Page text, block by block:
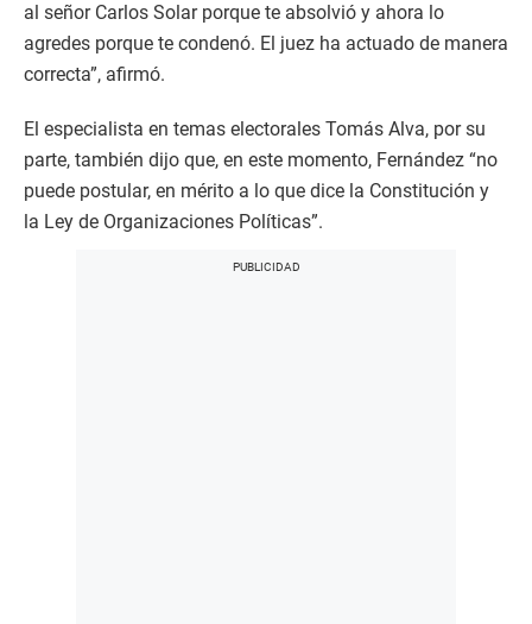
al señor Carlos Solar porque te absolvió y ahora lo
agredes porque te condenó. El juez ha actuado de manera
correcta”, afirmó.
El especialista en temas electorales Tomás Alva, por su
parte, también dijo que, en este momento, Fernández “no
puede postular, en mérito a lo que dice la Constitución y
la Ley de Organizaciones Políticas”.